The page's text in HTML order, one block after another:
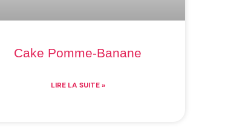
Cake Pomme-Banane
LIRE LA SUITE »